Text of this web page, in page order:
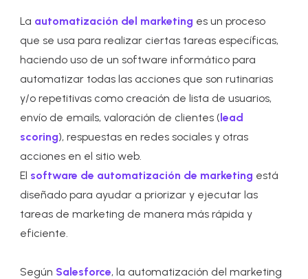
La automatización del marketing es un proceso
que se usa para realizar ciertas tareas específicas,
haciendo uso de un software informático para
automatizar todas las acciones que son rutinarias
y/o repetitivas como creación de lista de usuarios,
envío de emails, valoración de clientes (lead
scoring), respuestas en redes sociales y otras
acciones en el sitio web.
El software de automatización de marketing está
diseñado para ayudar a priorizar y ejecutar las
tareas de marketing de manera más rápida y
eficiente.
Según Salesforce, la automatización del marketing